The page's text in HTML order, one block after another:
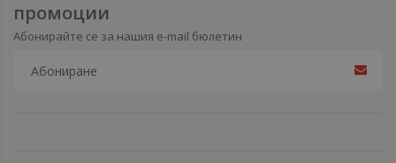
промоции
Абонирайте се за нашия e-mail бюлетин